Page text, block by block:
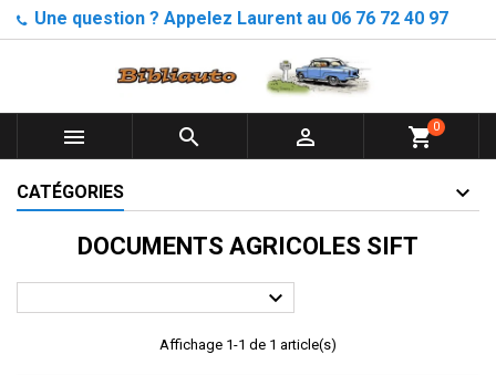
Une question ? Appelez Laurent au 06 76 72 40 97
   shopping_cart0
CATÉGORIES
DOCUMENTS AGRICOLES SIFT

Affichage 1-1 de 1 article(s)